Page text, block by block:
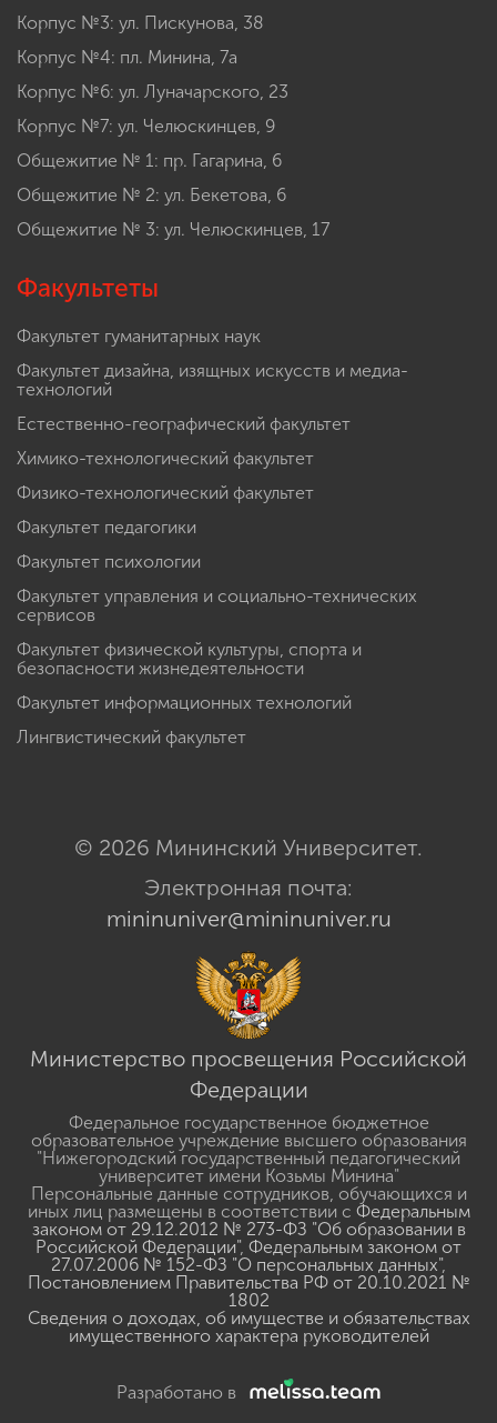
Корпус №3: ул. Пискунова, 38
Корпус №4: пл. Минина, 7а
Корпус №6: ул. Луначарского, 23
Корпус №7: ул. Челюскинцев, 9
Общежитие № 1: пр. Гагарина, 6
Общежитие № 2: ул. Бекетова, 6
Общежитие № 3: ул. Челюскинцев, 17
Факультеты
Факультет гуманитарных наук
Факультет дизайна, изящных искусств и медиа-
технологий
Естественно-географический факультет
Химико-технологический факультет
Физико-технологический факультет
Факультет педагогики
Факультет психологии
Факультет управления и социально-технических
сервисов
Факультет физической культуры, спорта и
безопасности жизнедеятельности
Факультет информационных технологий
Лингвистический факультет
© 2026 Мининский Университет.
Электронная почта:
mininuniver@mininuniver.ru
Министерство просвещения Российской
Федерации
Федеральное государственное бюджетное
образовательное учреждение высшего образования
"Нижегородский государственный педагогический
университет имени Козьмы Минина"
Персональные данные сотрудников, обучающихся и
иных лиц размещены в соответствии с Федеральным
законом от 29.12.2012 № 273-ФЗ "Об образовании в
Российской Федерации", Федеральным законом от
27.07.2006 № 152-ФЗ "О персональных данных",
Постановлением Правительства РФ от 20.10.2021 №
1802
Сведения о доходах, об имуществе и обязательствах
имущественного характера руководителей
Разработано в